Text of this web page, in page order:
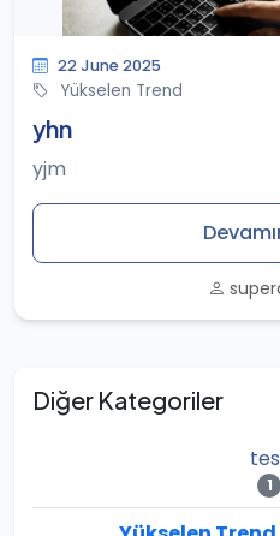
22 June 2025
Yükselen Trend
yhn
yjm
Diğer Kategoriler
1